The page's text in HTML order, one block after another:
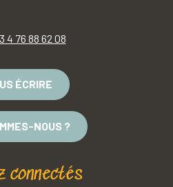
4 76 88 62 08
ÉCRIRE
NOUS ?
connectés